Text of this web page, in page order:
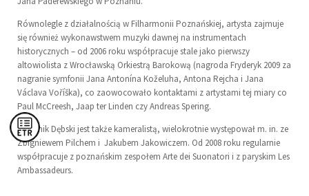
Równolegle z działalnością w Filharmonii Poznańskiej, artysta zajmuje
się również wykonawstwem muzyki dawnej na instrumentach
historycznych – od 2006 roku współpracuje stale jako pierwszy
altowiolista z Wrocławską Orkiestrą Barokową (nagroda Fryderyk 2009 za
nagranie symfonii Jana Antonína Koželuha, Antona Rejcha i Jana
Václava Voříška), co zaowocowało kontaktami z artystami tej miary co
Paul McCreesh, Jaap ter Linden czy Andreas Spering.
Dominik Dębski jest także kameralistą, wielokrotnie występował m. in. ze
Zbigniewem Pilchem i Jakubem Jakowiczem. Od 2008 roku regularnie
współpracuje z poznańskim zespołem Arte dei Suonatori i z paryskim Les
Ambassadeurs.